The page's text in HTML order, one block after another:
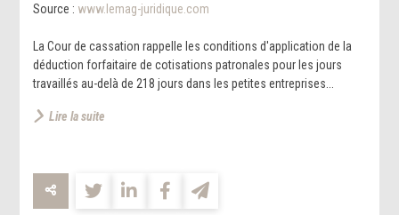
Source : www.lemag-juridique.com
La Cour de cassation rappelle les conditions d'application de la
déduction forfaitaire de cotisations patronales pour les jours
travaillés au-delà de 218 jours dans les petites entreprises...
Lire la suite